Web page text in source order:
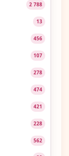
2 788
13
456
107
278
474
421
228
562